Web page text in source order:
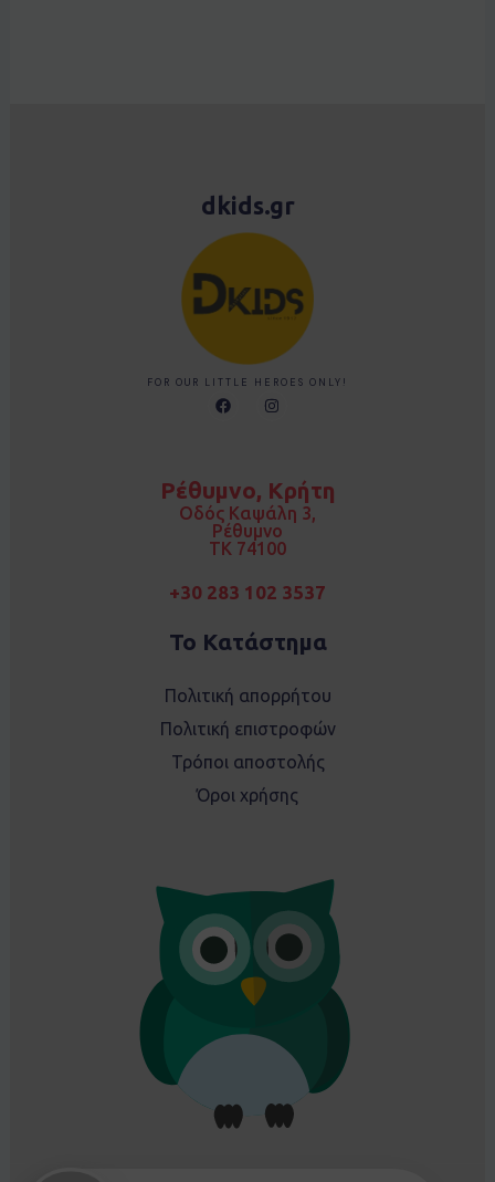
dkids.gr
FOR OUR LITTLE HEROES ONLY!
F
a
o
I
n
r
a
m
Ρέθυμνο, Κρήτη
Οδός Καψάλη 3,
Ρέθυμνο
TK 74100
+30 283 102 3537
Το Κατάστημα
Πολιτική απορρήτου
Πολιτική επιστροφών
Τρόποι αποστολής
Όροι χρήσης